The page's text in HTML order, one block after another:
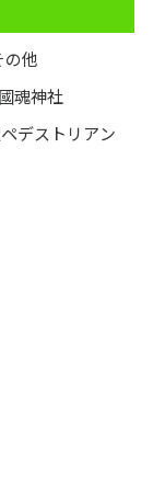
の他
魂神社
デストリアン